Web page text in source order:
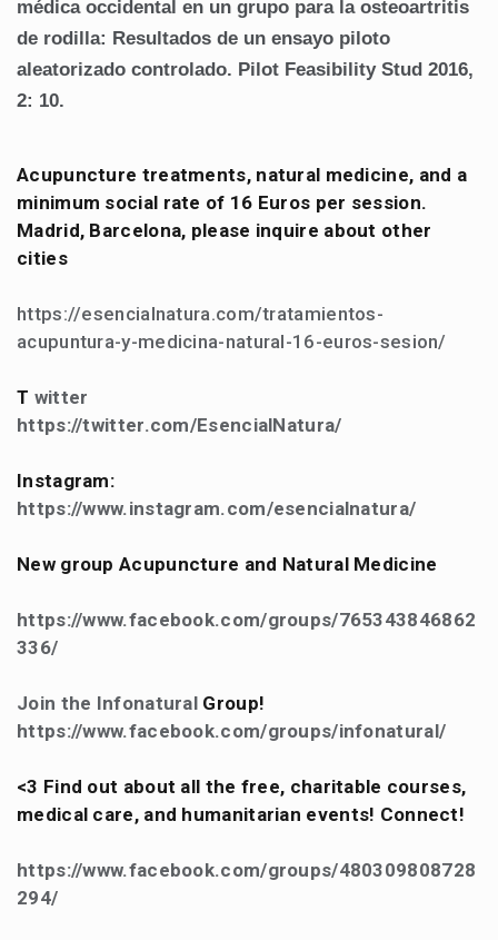
médica occidental en un grupo para la osteoartritis
de rodilla: Resultados de un ensayo piloto
aleatorizado controlado. Pilot Feasibility Stud 2016,
2: 10.
Acupuncture treatments, natural medicine, and a
minimum social rate of 16 Euros per session.
Madrid, Barcelona, ​​please inquire about other
cities
https://esencialnatura.com/tratamientos-
acupuntura-y-medicina-natural-16-euros-sesion/
T witter
https://twitter.com/EsencialNatura/
Instagram:
https://www.instagram.com/esencialnatura/
New group Acupuncture and Natural Medicine
https://www.facebook.com/groups/765343846862
336/
Join the Infonatural Group!
https://www.facebook.com/groups/infonatural/
<3 Find out about all the free, charitable courses,
medical care, and humanitarian events! Connect!
https://www.facebook.com/groups/480309808728
294/